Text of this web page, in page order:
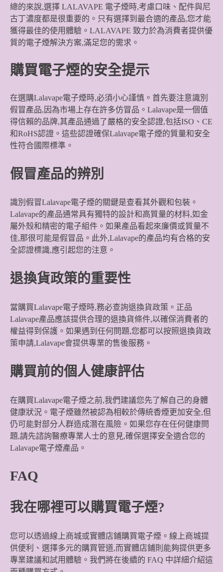
總的來說,選擇 LALAVAPE 電子煙時,考慮口味、配件與尼
古丁濃度都是很重要的。只有選擇到最合適的產品,您才能
獲得最佳的使用體驗。LALAVAPE 致力於為消費者提供優
質的電子煙解決方案,滿足您的需求。
購買電子煙的安全提示
在選購Lalavape電子煙時,必須小心謹慎。首先要注意識別
假冒產品,因為市場上存在許多仿冒品。Lalavape是一個值
得信賴的品牌,其產品通過了嚴格的安全認證,包括ISO、CE
和RoHS認證。這些認證確保Lalavape電子煙的質量和安全
性符合國際標準。
假冒產品的辨別
識別假冒Lalavape電子煙的關鍵是查看其外觀和包裝。
Lalavape的產品通常具有獨特的設計和高質量的材料,如金
屬外殼和精密的電子組件。如果產品看起來廉價或質量不
佳,那很可能是假冒品。此外,Lalavape的產品均有合格的安
全認證標識,應引起您的注意。
退換貨政策的重要性
當購買Lalavape電子煙時,務必查詢退換貨政策。正品
Lalavape產品應該提供合理的退換貨條件,以確保消費者的
權益得到保護。如果遇到任何問題,您都可以按照退換貨政
策申請,Lalavape會提供專業的售後服務。
購買前的個人健康評估
在購買Lalavape電子煙之前,我們建議您先了解自己的身體
健康狀況。電子煙雖然被認為相較於傳統香煙更加安全,但
仍可能對部分人群造成潛在風險。如果您存在任何健康問
題,請先諮詢醫療專業人士的意見,確保選擇安全適合您的
Lalavape電子煙產品。
FAQ
我在哪裡可以購買電子煙?
您可以透過線上商城或實體店鋪購買電子煙。線上商城提
供便利、選擇多元的購買管道,而實體店鋪則能夠提供更多
專業建議和試用體驗。我們將在後續的 FAQ 中詳細介紹這